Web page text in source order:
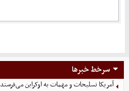
سرخط خبرها
آمریکا تسلیحات و مهمات به اوکراین می‌فرستد